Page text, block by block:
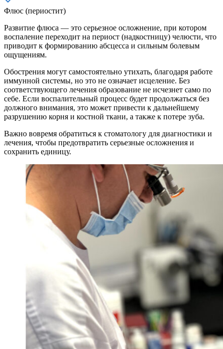
Флюс (периостит)
Развитие флюса — это серьезное осложнение, при котором
воспаление переходит на периост (надкостницу) челюсти, что
приводит к формированию абсцесса и сильным болевым
ощущениям.
Обострения могут самостоятельно утихать, благодаря работе
иммунной системы, но это не означает исцеление. Без
соответствующего лечения образование не исчезнет само по
себе. Если воспалительный процесс будет продолжаться без
должного внимания, это может привести к дальнейшему
разрушению корня и костной ткани, а также к потере зуба.
Важно вовремя обратиться к стоматологу для диагностики и
лечения, чтобы предотвратить серьезные осложнения и
сохранить единицу.